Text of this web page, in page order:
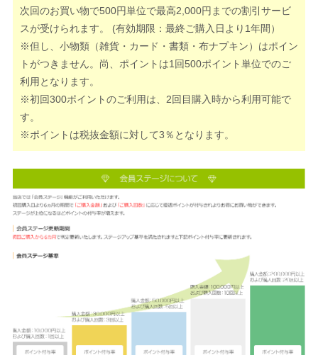
次回のお買い物で500円単位で最高2,000円までの割引サービ
スが受けられます。 (有効期限：最終ご購入日より1年間）
※但し、小物類（雑貨・カード・書類・布ナプキン）はポイン
トがつきません。尚、ポイントは1回500ポイント単位でのご
利用となります。
※初回300ポイントのご利用は、2回目購入時から利用可能で
す。
※ポイントは税抜金額に対して3％となります。